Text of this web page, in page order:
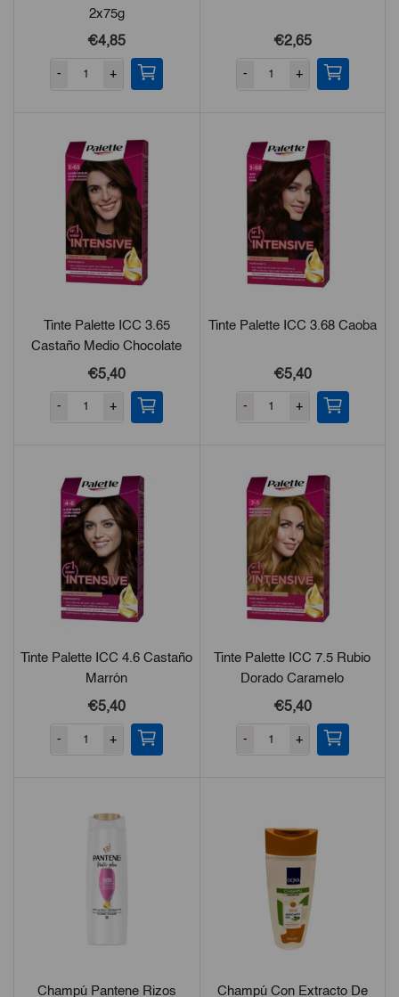
2x75g
€4,85
- +
€2,65
- +
Tinte Palette ICC 3.65
Castaño Medio Chocolate
€5,40
- +
Tinte Palette ICC 3.68 Caoba
€5,40
- +
Tinte Palette ICC 4.6 Castaño
Marrón
€5,40
- +
Tinte Palette ICC 7.5 Rubio
Dorado Caramelo
€5,40
- +
Champú Pantene Rizos
Champú Con Extracto De